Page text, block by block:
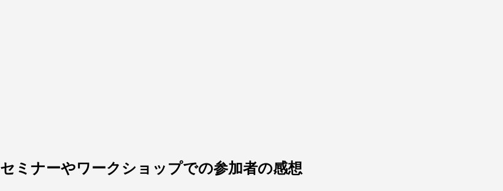
セミナーやワークショップでの参加者の感想